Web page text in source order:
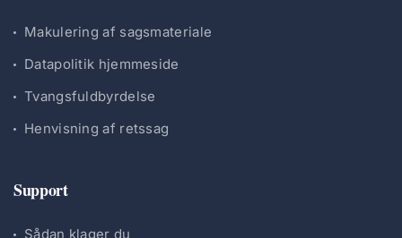
Makulering af sagsmateriale
Datapolitik hjemmeside
Tvangsfuldbyrdelse
Henvisning af retssag
Support
Sådan klager du